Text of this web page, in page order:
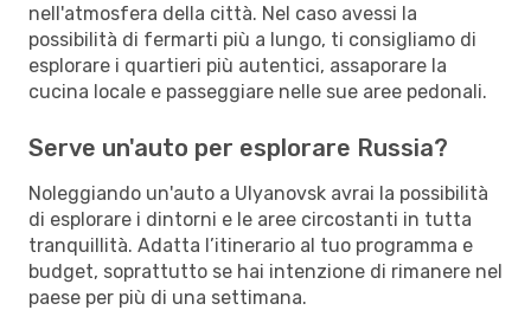
nell'atmosfera della città. Nel caso avessi la
possibilità di fermarti più a lungo, ti consigliamo di
esplorare i quartieri più autentici, assaporare la
cucina locale e passeggiare nelle sue aree pedonali.
Serve un'auto per esplorare Russia?
Noleggiando un'auto a Ulyanovsk avrai la possibilità
di esplorare i dintorni e le aree circostanti in tutta
tranquillità. Adatta l’itinerario al tuo programma e
budget, soprattutto se hai intenzione di rimanere nel
paese per più di una settimana.